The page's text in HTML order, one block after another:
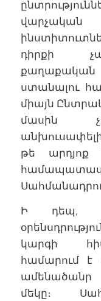
վարչական
դիրքի
ստանալու
միայն
մասին
թե արդյոք
Ի դեպ,
կարգի
համարում է
ամենածանր
մեկը։